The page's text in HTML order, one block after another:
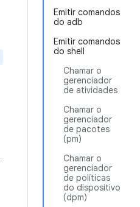
Emitir comandos
do adb
Emitir comandos
do shell
Chamar o
gerenciador
de atividades
Chamar o
gerenciador
de pacotes
(pm)
Chamar o
gerenciador
de políticas
do dispositivo
(dpm)